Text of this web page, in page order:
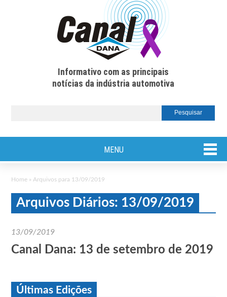
Informativo com as principais
notícias da indústria automotiva
MENU
Home » Arquivos para 13/09/2019
Arquivos Diários: 13/09/2019
13/09/2019
Canal Dana: 13 de setembro de 2019
Últimas Edições